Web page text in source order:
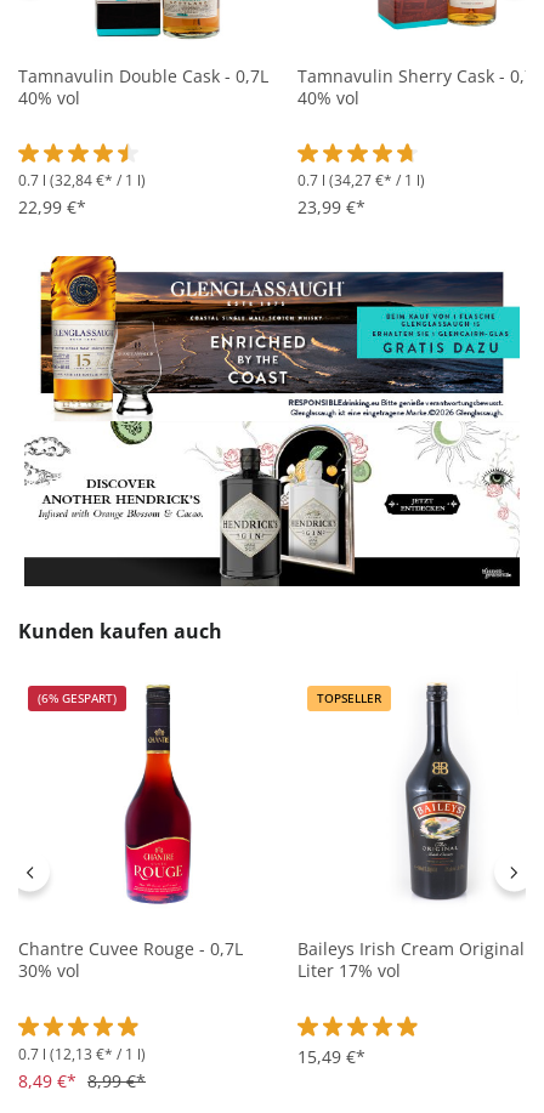
Tamnavulin Double Cask - 0,7L
40% vol
Durchschnittliche Bewertung von 4.4 von 5 Sternen
0.7 l (32,84 €* / 1 l)
22,99 €*
Tamnavulin Sherry Cask - 0,7L
40% vol
Durchschnittliche
0.7 l (34,27 €* / 1 l)
23,99 €*
Produktgalerie überspringen
Kunden kaufen auch
(6% GESPART)
Chantre Cuvee Rouge - 0,7L
30% vol
Durchschnittliche Bewertung von 4.9 von 5 Sternen
0.7 l (12,13 €* / 1 l)
8,49 €* 8,99 €*
TOPSELLER
Baileys Irish Cream Original -
Liter 17% vol
Durchschnittliche
15,49 €*